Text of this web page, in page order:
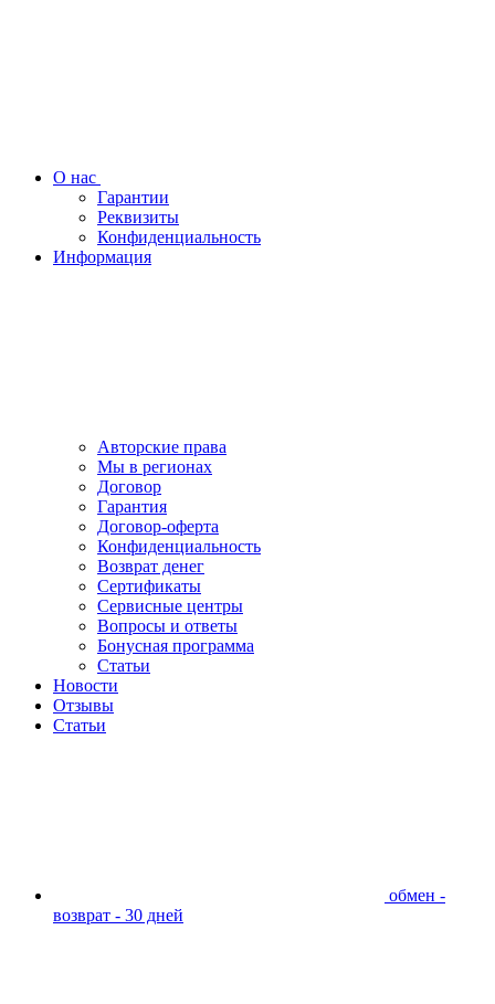
О нас
Гарантии
Реквизиты
Конфиденциальность
Информация
Авторские права
Мы в регионах
Договор
Гарантия
Договор-оферта
Конфиденциальность
Возврат денег
Сертификаты
Сервисные центры
Вопросы и ответы
Бонусная программа
Статьи
Новости
Отзывы
Статьи
обмен -
возврат - 30 дней